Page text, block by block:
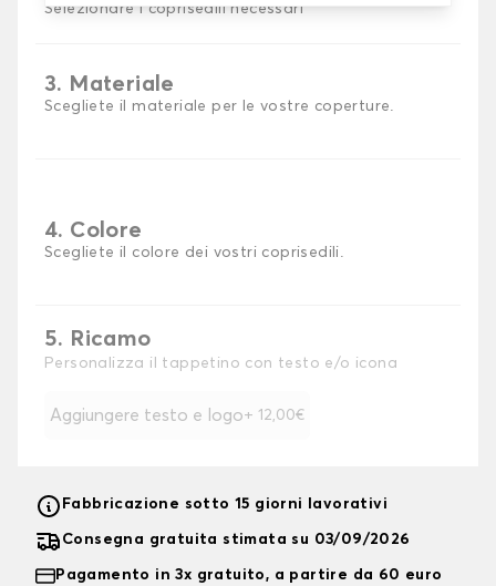
Selezionare i coprisedili necessari
3. Materiale
Scegliete il materiale per le vostre coperture.
4. Colore
Scegliete il colore dei vostri coprisedili.
5. Ricamo
Personalizza il tappetino con testo e/o icona
Aggiungere testo e logo + 12,00€
Fabbricazione sotto 15 giorni lavorativi
Consegna gratuita stimata su 03/09/2026
Pagamento in 3x gratuito, a partire da 60 euro